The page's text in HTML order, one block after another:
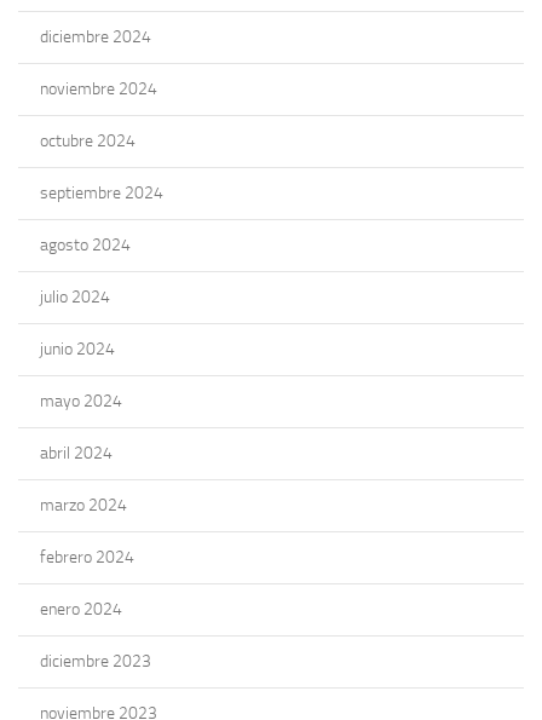
diciembre 2024
noviembre 2024
octubre 2024
septiembre 2024
agosto 2024
julio 2024
junio 2024
mayo 2024
abril 2024
marzo 2024
febrero 2024
enero 2024
diciembre 2023
noviembre 2023